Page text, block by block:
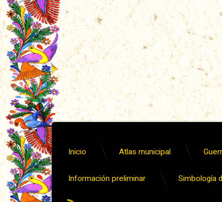
Inicio Atlas municipal
Información preliminar Simbología